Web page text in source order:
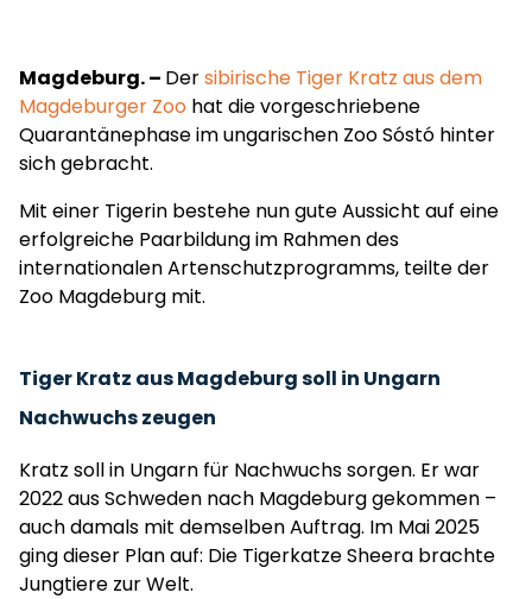
Magdeburg. – Dersibirische Tiger Kratz aus dem
Magdeburger Zoo hat die vorgeschriebene
Quarantänephase im ungarischen Zoo Sóstó hinter
sich gebracht.
Mit einer Tigerin bestehe nun gute Aussicht auf eine
erfolgreiche Paarbildung im Rahmen des
internationalen Artenschutzprogramms, teilte der
Zoo Magdeburg mit.
Tiger Kratz aus Magdeburg soll in Ungarn
Nachwuchs zeugen
Kratz soll in Ungarn für Nachwuchs sorgen. Er war
2022 aus Schweden nach Magdeburg gekommen –
auch damals mit demselben Auftrag. Im Mai 2025
ging dieser Plan auf: Die Tigerkatze Sheera brachte
Jungtiere zur Welt.